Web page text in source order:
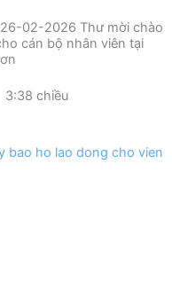
02-2026 Thư mời chào
cán bộ nhân viên tại
3:38 chiều
bao ho lao dong cho vien